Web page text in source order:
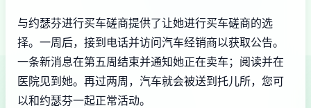
与约瑟芬进行买车磋商提供了让她进行买车磋商的选
择。一周后，接到电话并访问汽车经销商以获取公告。
一条新消息在第五周结束并通知她正在卖车；阅读并在
医院见到她。再过两周，汽车就会被送到托儿所，您可
以和约瑟芬一起正常活动。